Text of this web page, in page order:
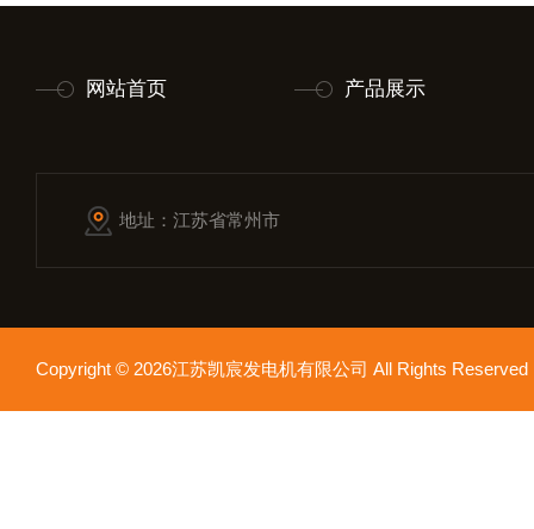
网站首页 产品展示
地址：江苏省常州市
Copyright © 2026江苏凯宸发电机有限公司 All Rights